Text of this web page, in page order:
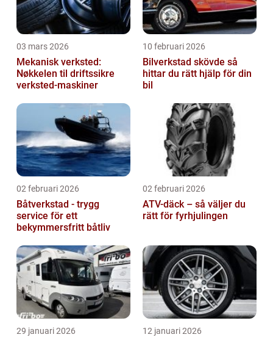
03 mars 2026
Mekanisk verksted:
Nøkkelen til driftssikre
verksted-maskiner
10 februari 2026
Bilverkstad skövde så
hittar du rätt hjälp för din
bil
02 februari 2026
Båtverkstad - trygg
service för ett
bekymmersfritt båtliv
02 februari 2026
ATV-däck – så väljer du
rätt för fyrhjulingen
29 januari 2026 12 januari 2026